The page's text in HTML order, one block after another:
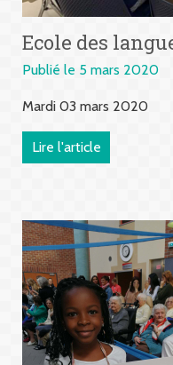
Ecole des
Publié le 5 mars 2020
Mardi 03 mars 2020
Lire l'article